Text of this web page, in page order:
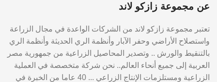
عن مجموعة زازكو لاند
تعتبر مجموعة زازكو لاند من الشركات الواعدة في مجال الزراعة
واستصلاح الأراضي وحفر الآبار وأنظمة الري الحديثة وأنظمة الري
بالتنقيط والورش .. وتصدير المحاصيل الزراعية من جمهورية مصر
العربية إلى جميع أنحاء العالم.. نحن شركة متخصصة في العملية
الزراعية ومستلزمات الإنتاج الزراعي ... 40 عاما من الخبرة في